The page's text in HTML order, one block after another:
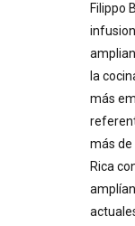
Filippo
la
más
más de
Rica